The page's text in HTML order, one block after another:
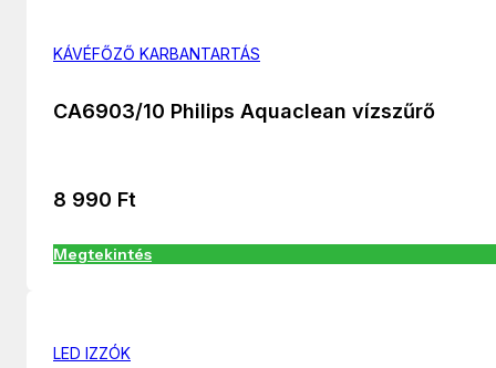
KÁVÉFŐZŐ KARBANTARTÁS
CA6903/10 Philips Aquaclean vízszűrő
8 990 Ft
Megtekintés
LED IZZÓK